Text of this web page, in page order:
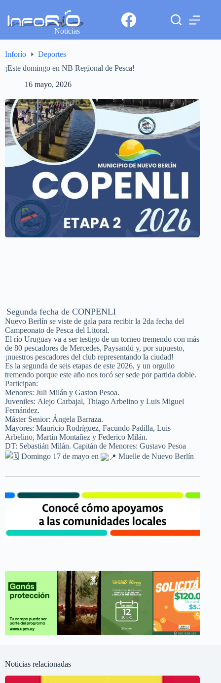
Noticias
Inforío
Deportes
¡Este domingo en NB Regional de Pesca!
16 mayo, 2026
Segunda fecha de CONPENLI
​Nuevo Berlín se viste de gala para recibir la 2da fecha del
Campeonato de Pesca del Litoral.
El río Uruguay va a ser testigo de un torneo tremendo con más
de 80 pescadores de Mercedes, Paysandú y, por supuesto,
¡nuestros pescadores del club representando la ciudad!
​Es la segunda de seis etapas de este 2026, y un orgullo
tremendo porque este año nos tocó ser sede por partida doble.
Participan:
Menores: Juli Milán y Gaston Pesoa.
Juveniles: Alejo Carbajal, Thiago Arbelino y Luis Miguel
Fernández.
Máster Senior: Ángela Barraza.
Mayores: Mauricio Rodríguez, Facundo Padilla, Luis
Arbelino, Martín Montañez y Federico Milán.
DT: Sebastián Milán. Capitán de Menores: Gustavo Pesoa
Domingo 17 de mayo en
Muelle de Nuevo Berlín
Noticias relacionadas